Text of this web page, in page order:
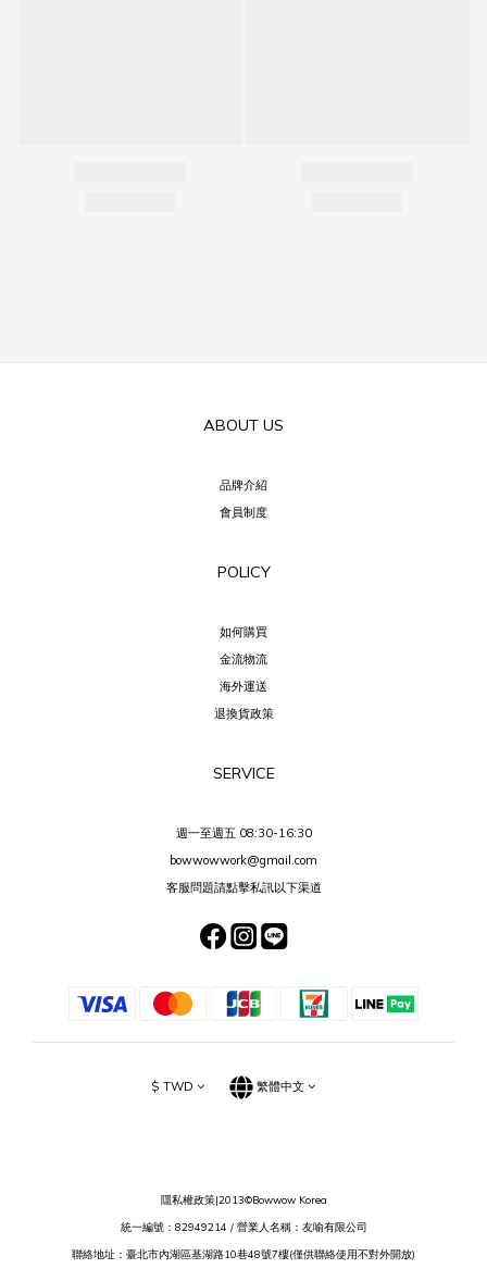
ABOUT US
品牌介紹
會員制度
POLICY
如何購買
金流物流
海外運送
退換貨政策
SERVICE
週一至週五 08:30-16:30
bowwowwork@gmail.com
客服問題請點擊私訊以下渠道
$ TWD 繁體中文
隱私權政策|2013©Bowwow Korea
統一編號：82949214 / 營業人名稱：友喻有限公司
聯絡地址：臺北市內湖區基湖路10巷48號7樓(僅供聯絡使用不對外開放)